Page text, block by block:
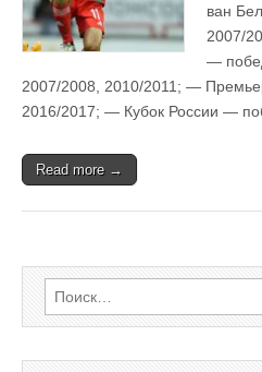
ван
2007/
—
2007/2008, 2010/2011; —
2016/2017; — Кубок России —
Read more →
Найти: